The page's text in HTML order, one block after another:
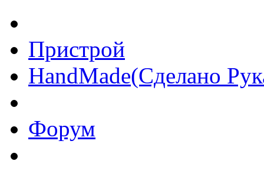
Пристрой
HandMade(Сделано
Форум